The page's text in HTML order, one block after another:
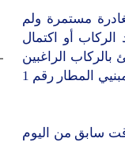
مستمرة ولم
الركاب أو اكتمال
الراغبين
في مغادرة البلاد حيث تسود الفوضى أمام صالات الوصول في مبنيي المطار رقم 1
في وقت سابق من اليوم